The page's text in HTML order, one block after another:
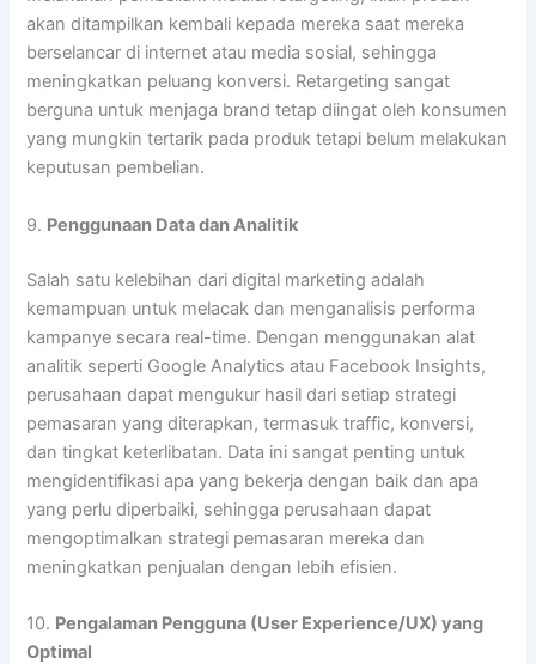
akan ditampilkan kembali kepada mereka saat mereka
berselancar di internet atau media sosial, sehingga
meningkatkan peluang konversi. Retargeting sangat
berguna untuk menjaga brand tetap diingat oleh konsumen
yang mungkin tertarik pada produk tetapi belum melakukan
keputusan pembelian.
9. Penggunaan Data dan Analitik
Salah satu kelebihan dari digital marketing adalah
kemampuan untuk melacak dan menganalisis performa
kampanye secara real-time. Dengan menggunakan alat
analitik seperti Google Analytics atau Facebook Insights,
perusahaan dapat mengukur hasil dari setiap strategi
pemasaran yang diterapkan, termasuk traffic, konversi,
dan tingkat keterlibatan. Data ini sangat penting untuk
mengidentifikasi apa yang bekerja dengan baik dan apa
yang perlu diperbaiki, sehingga perusahaan dapat
mengoptimalkan strategi pemasaran mereka dan
meningkatkan penjualan dengan lebih efisien.
10. Pengalaman Pengguna (User Experience/UX) yang
Optimal